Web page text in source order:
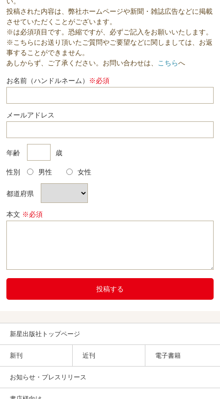
投稿された内容は、弊社ホームページや新聞・雑誌広告などに掲載
させていただくことがございます。
※は必須項目です。恐縮ですが、必ずご記入をお願いいたします。
※こちらにお送り頂いたご質問やご要望などに関しましては、お返
事することができません。
あしからず、ご了承ください。お問い合わせは、 こちらへ
お名前（ハンドルネーム） ※必須
メールアドレス
年齢 歳
性別 男性 女性
都道府県
本文 ※必須
投稿する
新星出版社トップページ
新刊 近刊 電子書籍
お知らせ・プレスリリース